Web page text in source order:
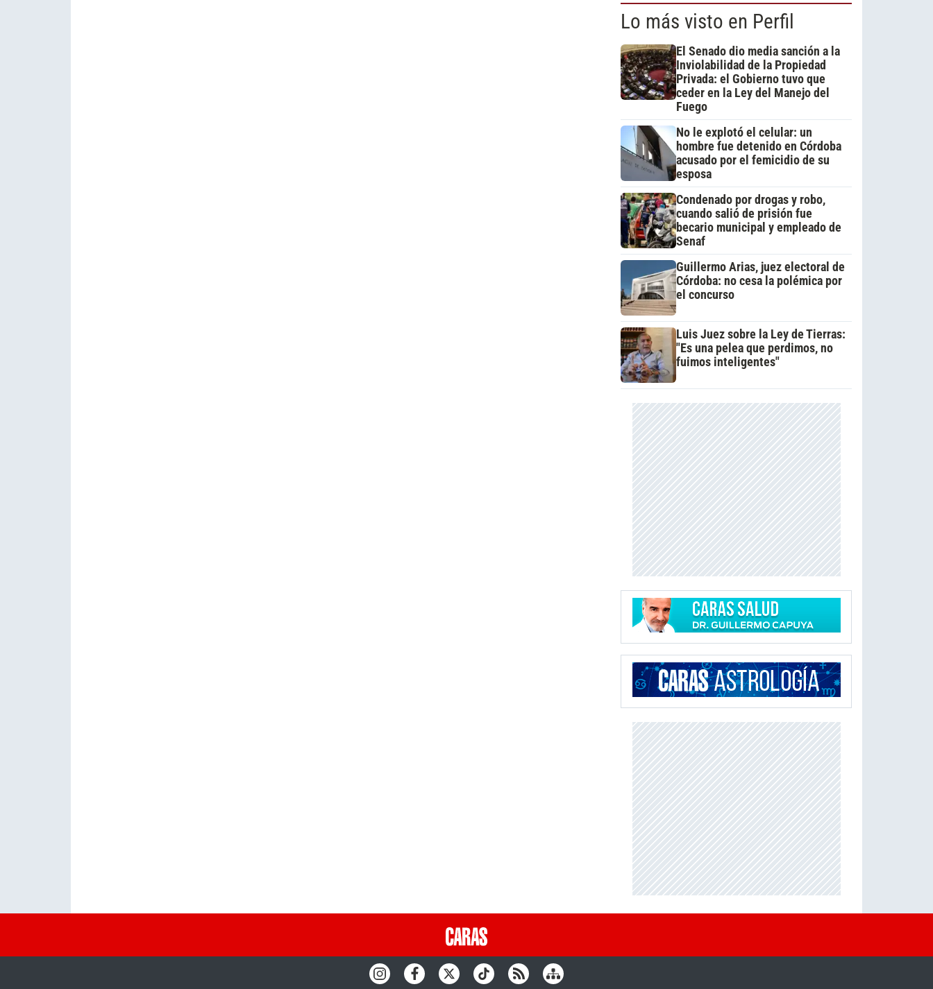
Lo más visto en Perfil
El Senado dio media sanción a la
Inviolabilidad de la Propiedad
Privada: el Gobierno tuvo que
ceder en la Ley del Manejo del
Fuego
No le explotó el celular: un
hombre fue detenido en Córdoba
acusado por el femicidio de su
esposa
Condenado por drogas y robo,
cuando salió de prisión fue
becario municipal y empleado de
Senaf
Guillermo Arias, juez electoral de
Córdoba: no cesa la polémica por
el concurso
Luis Juez sobre la Ley de Tierras:
"Es una pelea que perdimos, no
fuimos inteligentes"